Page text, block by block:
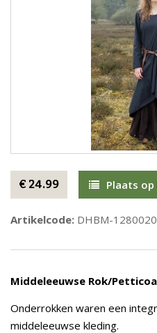
€ 24.99 Plaats
Artikelcode: DHBM-
Middeleeuwse Rok/
Onderrokken waren een
middeleeuwse kleding.